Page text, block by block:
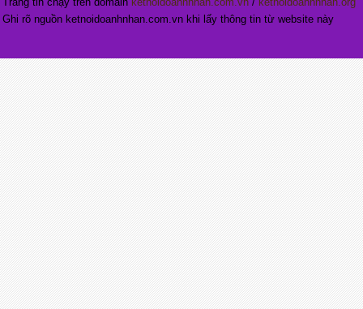
Ghi rõ nguồn ketnoidoanhnhan.com.vn khi lấy thông tin từ website này